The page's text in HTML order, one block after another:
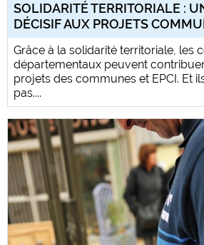
SOLIDARITÉ TERRITORIALE :
DÉCISIF AUX PROJETS
Grâce à la solidarité territoriale, les
départementaux peuvent
projets des communes et EPCI. Et
pas....